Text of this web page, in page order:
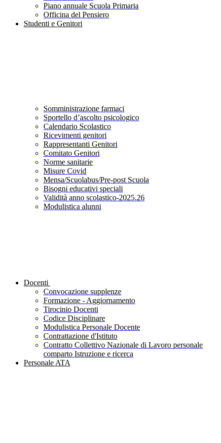
Piano annuale Scuola Primaria
Officina del Pensiero
Studenti e Genitori
Somministrazione farmaci
Sportello d’ascolto psicologico
Calendario Scolastico
Ricevimenti genitori
Rappresentanti Genitori
Comitato Genitori
Norme sanitarie
Misure Covid
Mensa/Scuolabus/Pre-post Scuola
Bisogni educativi speciali
Validità anno scolastico-2025.26
Modulistica alunni
Docenti
Convocazione supplenze
Formazione - Aggiornamento
Tirocinio Docenti
Codice Disciplinare
Modulistica Personale Docente
Contrattazione d'Istituto
Contratto Collettivo Nazionale di Lavoro personale
comparto Istruzione e ricerca
Personale ATA